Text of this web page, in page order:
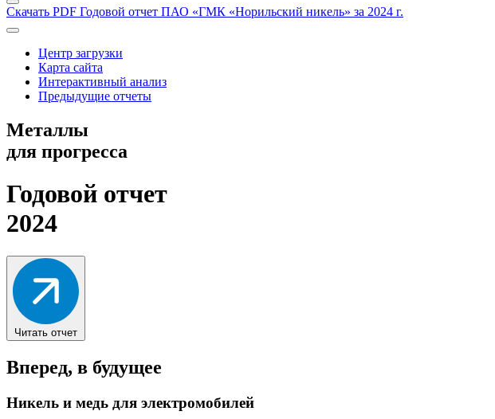
Скачать PDF Годовой отчет ПАО «ГМК «Норильский никель» за 2024 г.
Центр загрузки
Карта сайта
Интерактивный анализ
Предыдущие отчеты
Металлы
для прогресса
Годовой отчет
2024
Читать отчет
Вперед, в будущее
Никель и медь для электромобилей